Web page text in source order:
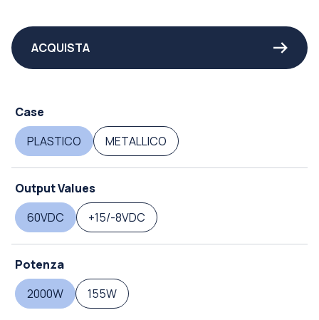
ACQUISTA
Case
PLASTICO
METALLICO
Output Values
60VDC
+15/-8VDC
Potenza
2000W
155W